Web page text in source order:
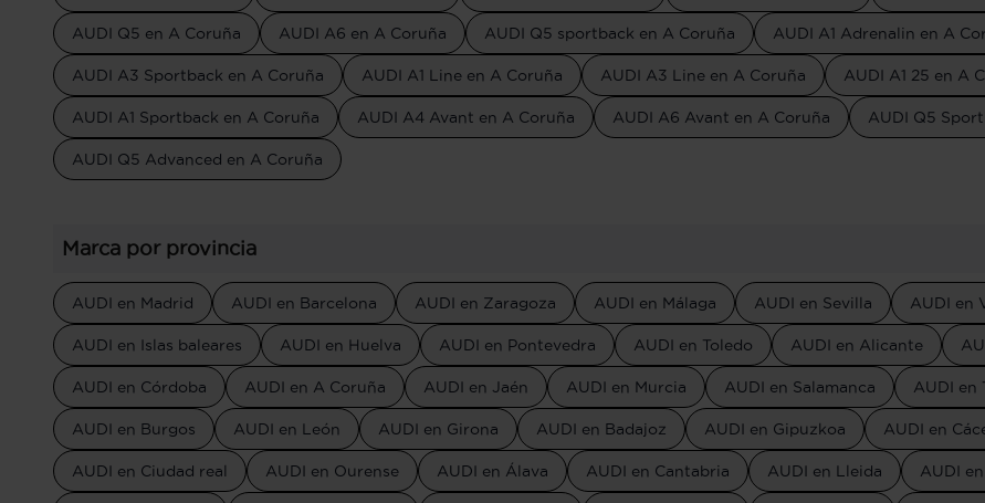
AUDI Q5 en A Coruña AUDI A6 en A Coruña AUDI Q5 sportback en A Coruña AUDI A1 Adrenalin en A
AUDI A3 Sportback en A Coruña AUDI A1 Line en A Coruña AUDI A3 Line en A Coruña AUDI A1 25 en A
AUDI A1 Sportback en A Coruña AUDI A4 Avant en A Coruña AUDI A6 Avant en A Coruña AUDI Q5
AUDI Q5 Advanced en A Coruña
Marca por provincia
AUDI en Madrid AUDI en Barcelona AUDI en Zaragoza AUDI en Málaga AUDI en Sevilla AUDI en
AUDI en Islas baleares AUDI en Huelva AUDI en Pontevedra AUDI en Toledo AUDI en Alicante
AUDI en Córdoba AUDI en A Coruña AUDI en Jaén AUDI en Murcia AUDI en Salamanca AUDI en
AUDI en Burgos AUDI en León AUDI en Girona AUDI en Badajoz AUDI en Gipuzkoa AUDI en
AUDI en Ciudad real AUDI en Ourense AUDI en Álava AUDI en Cantabria AUDI en Lleida AUDI